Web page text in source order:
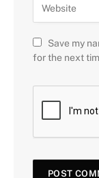
Save my
for the next